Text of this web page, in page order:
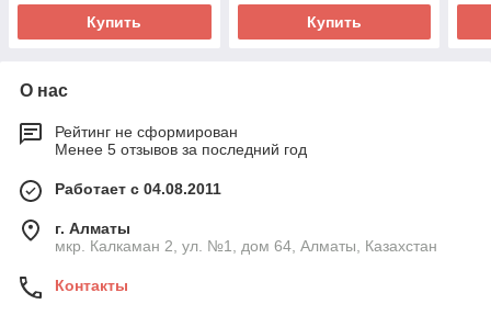
Купить Купить
О нас
Рейтинг не сформирован
Менее 5 отзывов за последний год
Работает с 04.08.2011
г. Алматы
мкр. Калкаман 2, ул. №1, дом 64, Алматы, Казахстан
Контакты